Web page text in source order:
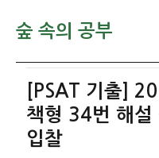
숲 속의 공부
[PSAT 기출]
책형 34번 해설
입찰